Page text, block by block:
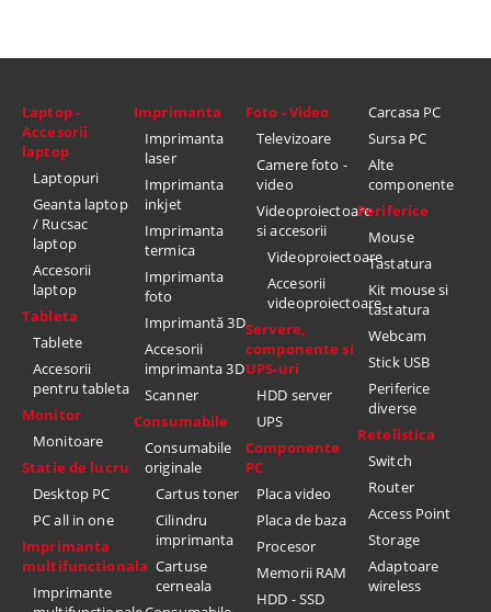
Laptop -
Accesorii
laptop
Laptopuri
Geanta laptop
/ Rucsac
laptop
Accesorii
laptop
Tableta
Tablete
Accesorii
pentru tableta
Monitor
Monitoare
Statie de lucru
Desktop PC
PC all in one
Imprimanta
multifunctionala
Imprimante
Imprimanta
Imprimanta
laser
Imprimanta
inkjet
Imprimanta
termica
Imprimanta
foto
Imprimantă 3D
Accesorii
imprimanta 3D
Scanner
Consumabile
Consumabile
originale
Cartus toner
Cilindru
imprimanta
Cartuse
cerneala
Foto - Video
Televizoare
Camere foto -
video
Videoproiectoare
si accesorii
Videoproiectoare
Accesorii
videoproiectoare
Servere,
componente si
UPS-uri
HDD server
UPS
Componente
PC
Placa video
Placa de baza
Procesor
Memorii RAM
HDD - SSD
Carcasa PC
Sursa PC
Alte
componente
Periferice
Mouse
Tastatura
Kit mouse si
tastatura
Webcam
Stick USB
Periferice
diverse
Retelistica
Switch
Router
Access Point
Storage
Adaptoare
wireless